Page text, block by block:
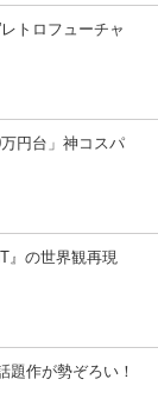
トロフューチャ
円台」神コスパ
』の世界観再現
題作が勢ぞろい！